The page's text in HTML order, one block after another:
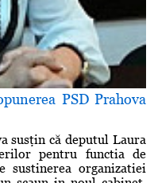
PSD Prahova
susţin că deputul Laura
pentru functia de
sustinerea organizatiei